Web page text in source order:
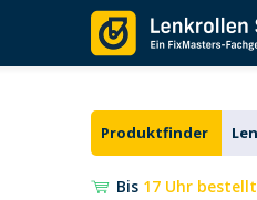
Produktfinder
Bis 17 Uhr bestellt